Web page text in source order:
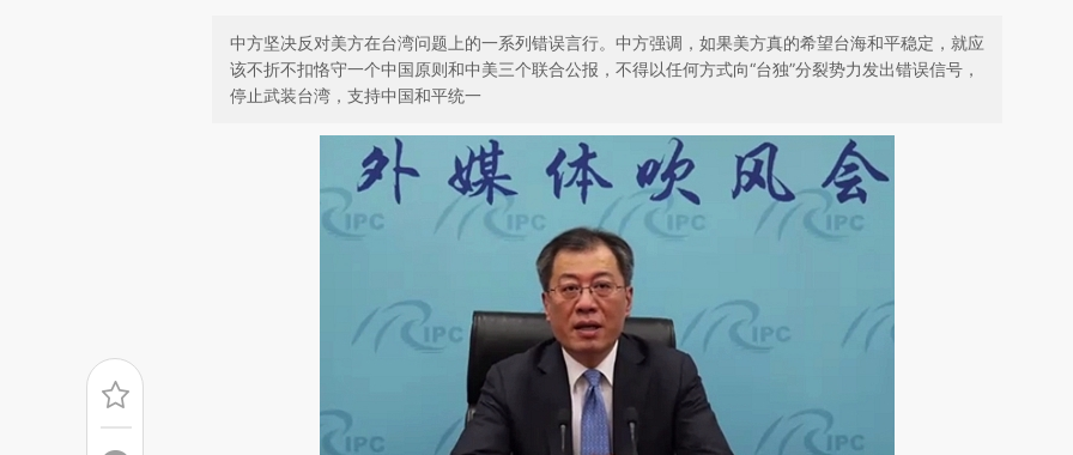
中方坚决反对美方在台湾问题上的一系列错误言行。中方强调，如果美方真的希望台海和平稳定，就应
该不折不扣恪守一个中国原则和中美三个联合公报，不得以任何方式向“台独”分裂势力发出错误信号，
停止武装台湾，支持中国和平统一